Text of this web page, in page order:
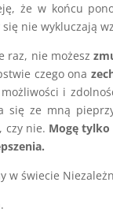
że w końcu
się nie wykluczają
raz, nie możesz
czego ona
i
się ze mną
czy nie. Mogę
w świecie